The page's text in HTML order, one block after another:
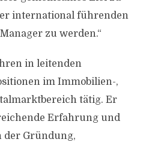
international führenden
zu werden.“
in leitenden
im Immobilien-,
tätig. Er
Erfahrung und
der Gründung,